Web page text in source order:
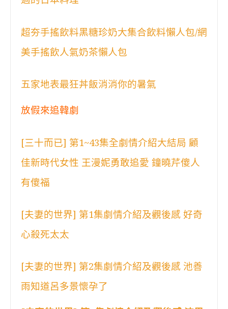
超夯手搖飲料黑糖珍奶大集合飲料懶人包/網
美手搖飲人氣奶茶懶人包
五家地表最狂丼飯消消你的暑氣
放假來追韓劇
[三十而已] 第1~43集全劇情介紹大結局 顧
佳新時代女性 王漫妮勇敢追愛 鐘曉芹傻人
有傻福
[夫妻的世界] 第1集劇情介紹及觀後感 好奇
心殺死太太
[夫妻的世界] 第2集劇情介紹及觀後感 池善
雨知道呂多景懷孕了